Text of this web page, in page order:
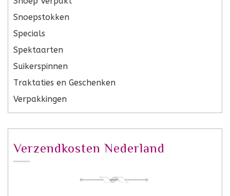
Snoepstokken
Specials
Spektaarten
Suikerspinnen
Traktaties en Geschenken
Verpakkingen
Verzendkosten Nederland